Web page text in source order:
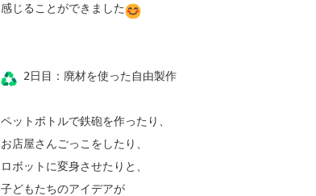
感じることができました
2日目：廃材を使った自由製作
ペットボトルで鉄砲を作ったり、
お店屋さんごっこをしたり、
ロボットに変身させたりと、
子どもたちのアイデアが